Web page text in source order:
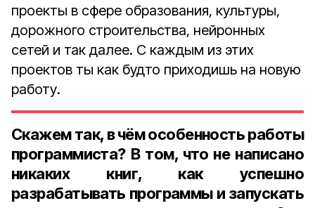
проекты в сфере образования, культуры,
дорожного строительства, нейронных
сетей и так далее. С каждым из этих
проектов ты как будто приходишь на новую
работу.
Скажем так, в чём особенность работы
программиста? В том, что не написано
никаких книг, как успешно
разрабатывать программы и запускать